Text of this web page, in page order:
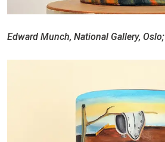
Edward Munch, National Gallery, Oslo;